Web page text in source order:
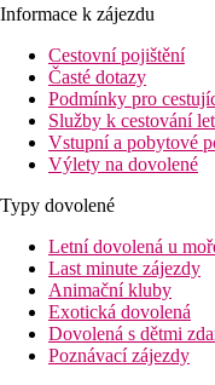
Informace k zájezdu
Cestovní pojištění
Časté dotazy
Podmínky pro
Služby k cestování
Vstupní a pobytové
Výlety na dovolené
Typy dovolené
Letní dovolená u
Last minute zájezdy
Animační kluby
Exotická dovolená
Dovolená s dětmi
Poznávací zájezdy